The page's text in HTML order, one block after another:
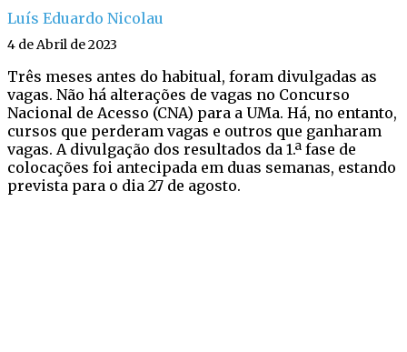
Luís Eduardo Nicolau
4 de Abril de 2023
Três meses antes do habitual, foram divulgadas as
vagas. Não há alterações de vagas no Concurso
Nacional de Acesso (CNA) para a UMa. Há, no entanto,
cursos que perderam vagas e outros que ganharam
vagas. A divulgação dos resultados da 1.ª fase de
colocações foi antecipada em duas semanas, estando
prevista para o dia 27 de agosto.